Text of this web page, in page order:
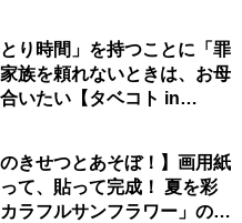
とり時間」を持つことに「罪
族を頼れないときは、お母
いたい【タベコト in
のきせつとあそぼ！】画用紙
て、貼って完成！ 夏を彩
ラフルサンフラワー」の作